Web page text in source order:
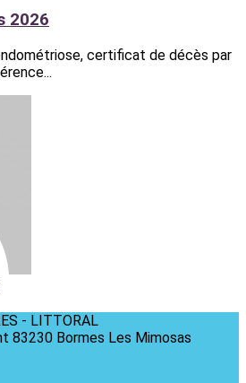
2026
certificat de décès par
- LITTORAL
83230 Bormes Les Mimosas